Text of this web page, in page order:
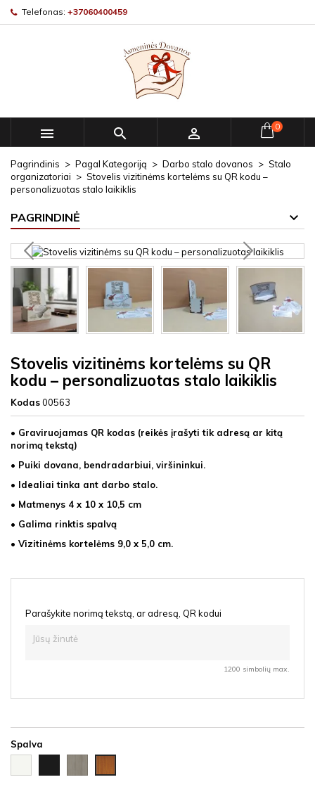
Telefonas: +37060400459
   0
Pagrindinis Pagal Kategoriją Darbo stalo dovanos
Stalo
organizatoriai
Stovelis vizitinėms kortelėms su QR kodu –
personalizuotas stalo laikiklis
PAGRINDINĖ
Stovelis vizitinėms kortelėms su QR
kodu – personalizuotas stalo laikiklis
Kodas00563
• Graviruojamas QR kodas (reikės įrašyti tik adresą ar kitą
norimą tekstą)
• Puiki dovana, bendradarbiui, viršininkui.
• Idealiai tinka ant darbo stalo.
• Matmenys 4 x 10 x 10,5 cm
• Galima rinktis spalvą
• Vizitinėms kortelėms 9,0 x 5,0 cm.
Parašykite norimą tekstą, ar adresą, QR kodui
1200 simbolių max.
Spalva
HDF
HDF
latte
HDF